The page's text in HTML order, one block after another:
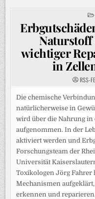
Naturstoff
wichtiger
in
RSS-
Die chemische
natürlicherweise in
wird über die Nahrung
aufgenommen. In der
aktiviert werden und
Forschungsteam der
Universität
Toxikologen Jörg Fahrer
Mechanismen
erkennen und